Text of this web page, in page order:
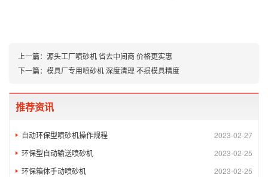
上一篇： 源头工厂喷砂机 省去中间商 价格更实惠
下一篇： 模具厂专用喷砂机 深度清理 不损模具精度
推荐资讯
2023-02-27
自动环保型喷砂机操作规程
2023-02-25
环保型自动输送喷砂机
2023-02-25
环保箱体手动喷砂机